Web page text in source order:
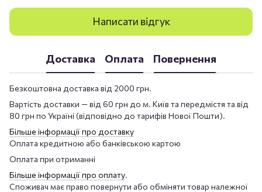
Написати відгук
Доставка Оплата Повернення
Безкоштовна доставка від 2000 грн.
Вартість доставки — від 60 грн до м. Київ та передмістя та від
80 грн по Україні (відповідно до тарифів Нової Пошти).
Більше інформації про доставку
Оплата кредитною або банківською картою
Оплата при отриманні
Більше інформації про оплату.
Споживач має право повернути або обміняти товар належної